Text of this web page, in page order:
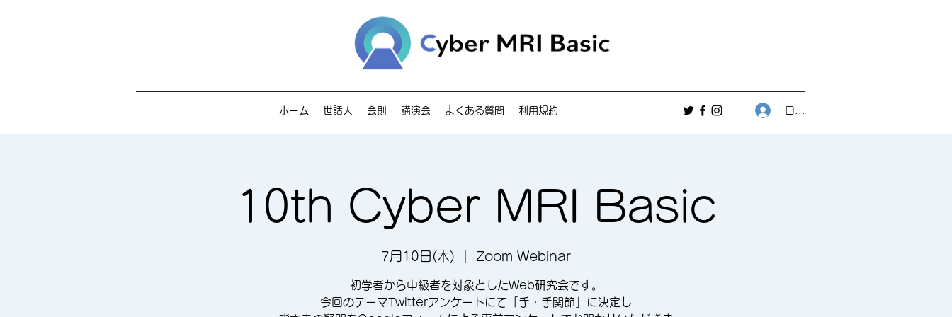
ホーム 世話人 会則 講演会 よくある質問 利用規約 ログイン
10th Cyber MRI Basic
7月10日(木) Zoom Webinar
初学者から中級者を対象としたWeb研究会です。
今回のテーマTwitterアンケートにて「手・手関節」に決定し